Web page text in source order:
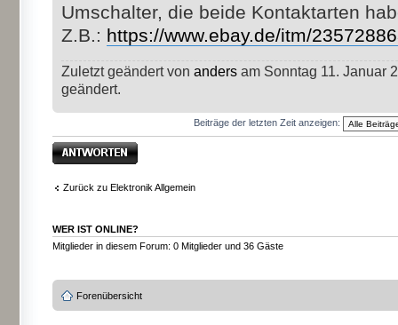
Umschalter, die beide Kontaktarten
Z.B.: https://www.ebay.de/itm/
Zuletzt geändert von anders am Sonntag 11. Januar
geändert.
Beiträge der letzten Zeit anzeigen:
Antwort erstellen
Zurück zu Elektronik Allgemein
WER IST ONLINE?
Mitglieder in diesem Forum: 0 Mitglieder und 36 Gäste
Forenübersicht